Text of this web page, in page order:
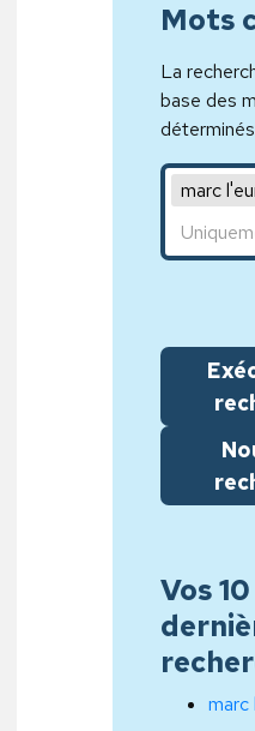
Mots
La
base des
Mot clé
marc
Vos 10
marc